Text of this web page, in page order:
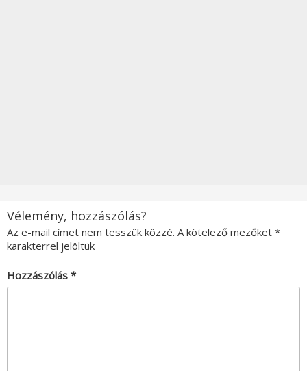
Vélemény, hozzászólás?
Az e-mail címet nem tesszük közzé. A kötelező mezőket *
karakterrel jelöltük
Hozzászólás *